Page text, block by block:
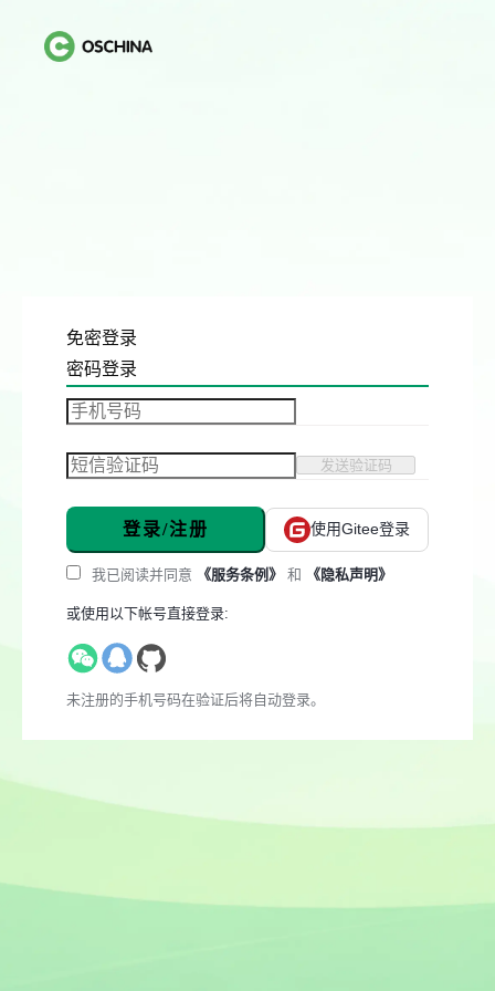
免密登录
密码登录
发送验证码
登录/注册 使用Gitee登录
我已阅读并同意 《服务条例》 和 《隐私声明》
或使用以下帐号直接登录:
未注册的手机号码在验证后将自动登录。